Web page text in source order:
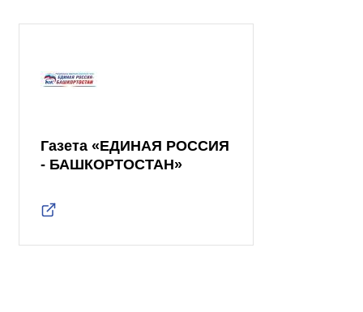
Газета «ЕДИНАЯ РОССИЯ
- БАШКОРТОСТАН»